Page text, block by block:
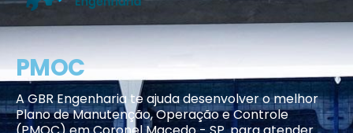
PMOC
A GBR Engenharia te ajuda desenvolver o melhor
Plano de Manutenção, Operação e Controle